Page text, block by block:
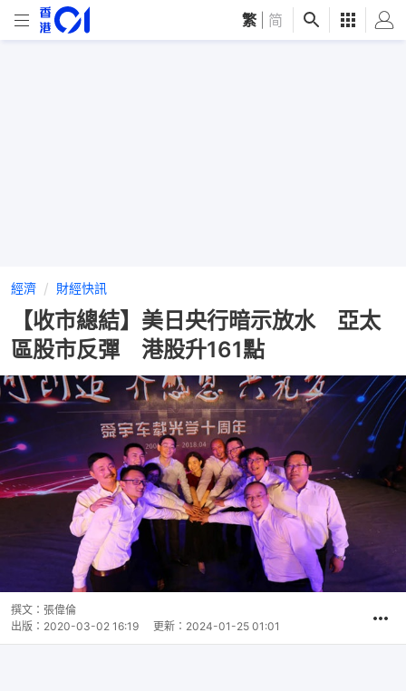
繁 简
經濟 財經快訊
【收市總結】美日央行暗示放水 亞太
區股市反彈 港股升161點
撰文： 張偉倫
出版： 2020-03-02 16:19 更新： 2024-01-25 01:01